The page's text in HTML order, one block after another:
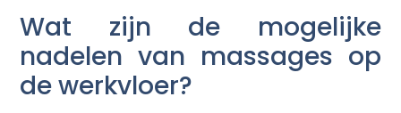
Wat zijn de mogelijke
nadelen van massages op
de werkvloer?